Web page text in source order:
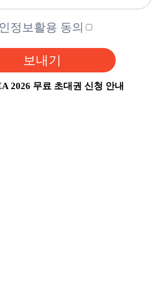
정보활용 동의
보내기
2026 무료 초대권 신청 안내